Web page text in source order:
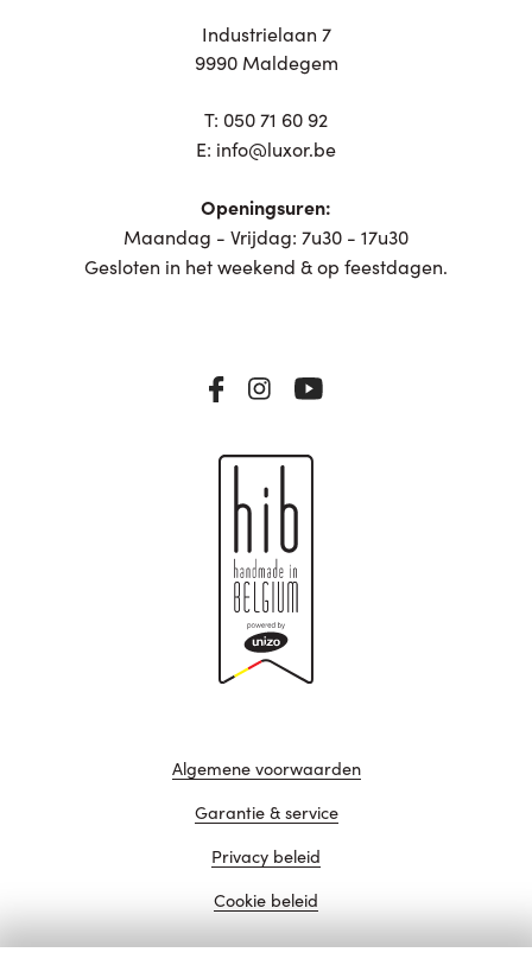
Industrielaan 7
9990 Maldegem
T: 050 71 60 92
E: info@luxor.be
Openingsuren:
Maandag - Vrijdag: 7u30 - 17u30
Gesloten in het weekend & op feestdagen.
Algemene voorwaarden
Garantie & service
Privacy beleid
Cookie beleid